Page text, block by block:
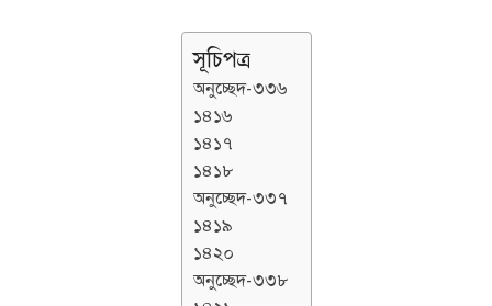
সূচিপত্র
অনুচ্ছেদ-৩৩৬
১৪১৬
১৪১৭
১৪১৮
অনুচ্ছেদ-৩৩৭
১৪১৯
১৪২০
অনুচ্ছেদ-৩৩৮